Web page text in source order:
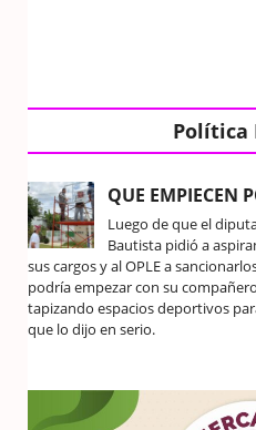
Política
QUE EMPIECEN
Luego de que el
Bautista pidió a
sus cargos y al OPLE a
podría empezar con su
tapizando espacios deportivos
que lo dijo en serio.